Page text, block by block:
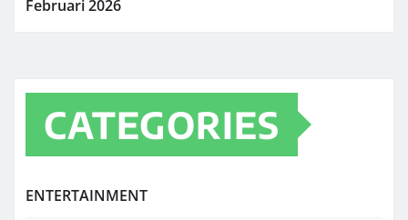
Februari 2026
CATEGORIES
ENTERTAINMENT